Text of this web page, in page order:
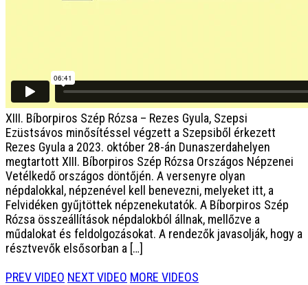
XIII. Bíborpiros Szép Rózsa – Rezes Gyula, Szepsi
Ezüstsávos minősítéssel végzett a Szepsiből érkezett
Rezes Gyula a 2023. október 28-án Dunaszerdahelyen
megtartott XIII. Bíborpiros Szép Rózsa Országos Népzenei
Vetélkedő országos döntőjén. A versenyre olyan
népdalokkal, népzenével kell benevezni, melyeket itt, a
Felvidéken gyűjtöttek népzenekutatók. A Bíborpiros Szép
Rózsa összeállítások népdalokból állnak, mellőzve a
műdalokat és feldolgozásokat. A rendezők javasolják, hogy a
résztvevők elsősorban a […]
PREV VIDEO NEXT VIDEO MORE VIDEOS